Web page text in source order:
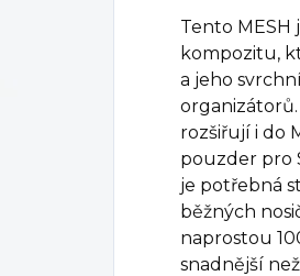
Tento MESH
kompozitu,
a jeho
rozšiřují i do
pouzder pro
je potřebná
běžných
naprostou
snadnější